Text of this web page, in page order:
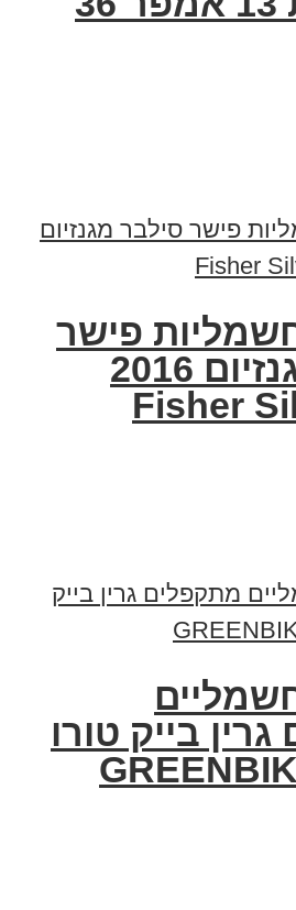
פישר
סילבר מגנזיום 2016
Fisher
בייק טורו